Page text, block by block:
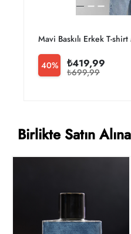
Mavi Baskılı Erkek T-
40% ₺419,99
₺699,99
Birlikte Satın